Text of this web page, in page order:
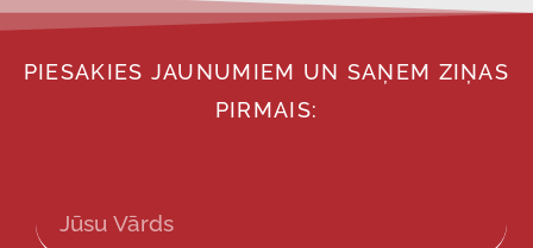
PIESAKIES JAUNUMIEM UN SAŅEM ZIŅAS
PIRMAIS: